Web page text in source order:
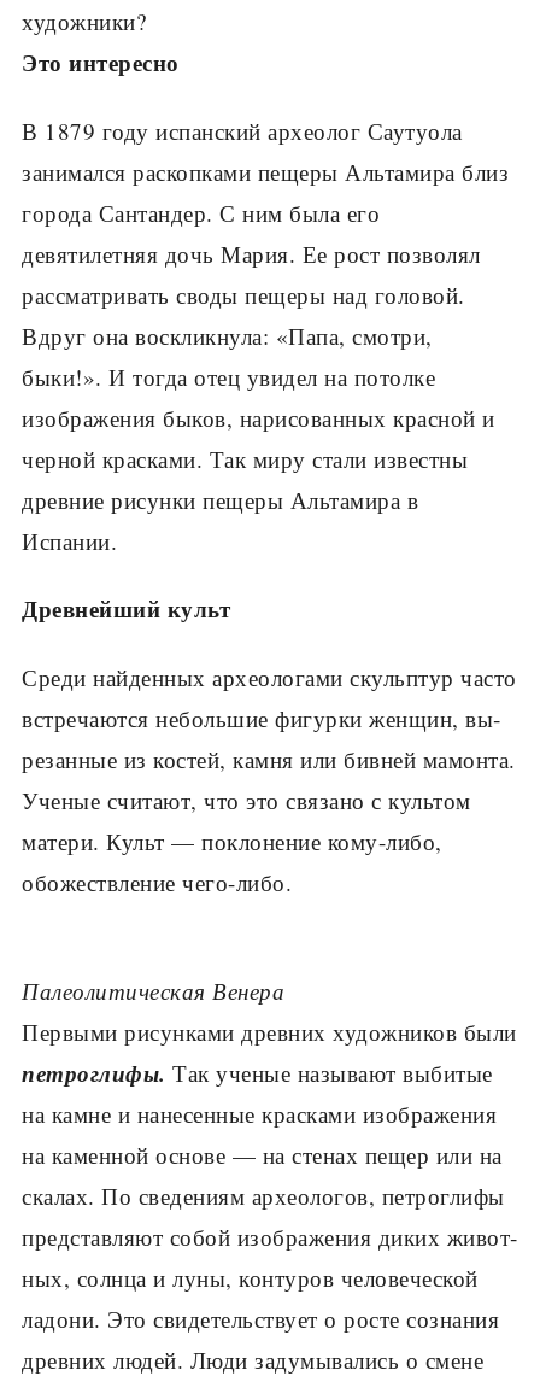
художники?
Это интересно
В 1879 году испанский археолог Саутуола
занимался раскопками пещеры Альтамира близ
города Сантандер. С ним была его
девятилетняя дочь Мария. Ее рост позволял
рассматривать своды пещеры над головой.
Вдруг она восклик­нула: «Папа, смотри,
быки!». И тогда отец уви­дел на потолке
изображения быков, нарисован­ных красной и
черной красками. Так миру стали известны
древние рисунки пещеры Альтамира в
Испании.
Древнейший культ
Среди найденных археологами скульптур час­то
встречаются небольшие фигурки женщин, вы­
резанные из костей, камня или бивней мамонта.
Ученые считают, что это связано с культом
мате­ри. Культ — поклонение кому-либо,
обожествле­ние чего-либо.
Палеолитическая Венера
Первыми рисунками древних художников были
петроглифы. Так уче­ные называют выбитые
на камне и нанесенные красками изображения
на каменной основе — на стенах пещер или на
скалах. По сведениям ар­хеологов, петроглифы
представляют собой изображения диких живот­
ных, солнца и луны, контуров человеческой
ладони. Это свидетельствует о росте сознания
древних людей. Люди задумывались о смене